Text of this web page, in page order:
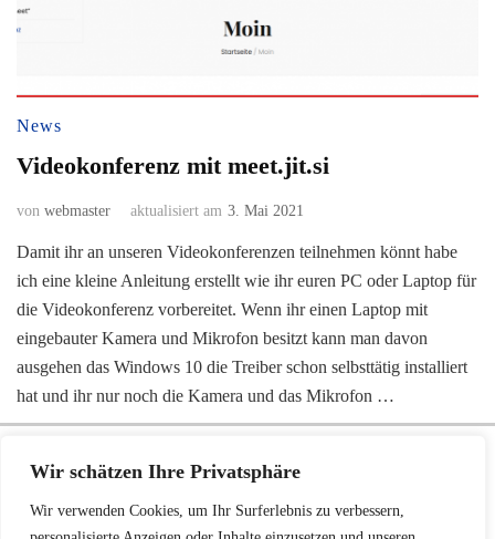
Wir schätzen Ihre Privatsphäre
Wir verwenden Cookies, um Ihr Surferlebnis zu verbessern,
News
Videokonferenz mit meet.jit.si
von webmaster aktualisiert am 3. Mai 2021
Damit ihr an unseren Videokonferenzen teilnehmen könnt habe
ich eine kleine Anleitung erstellt wie ihr euren PC oder Laptop für
die Videokonferenz vorbereitet. Wenn ihr einen Laptop mit
eingebauter Kamera und Mikrofon besitzt kann man davon
ausgehen das Windows 10 die Treiber schon selbsttätig installiert
hat und ihr nur noch die Kamera und das Mikrofon …
Auf Grund der Datenschutz-Grundverordnung ist Ihre freiwillige Zustimmung zu
unserer Datenschutz-Vereinbarung notwendig. Bitte erklären Sie diese durch